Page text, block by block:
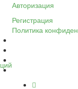
Авторизация
Регистрация
Политика